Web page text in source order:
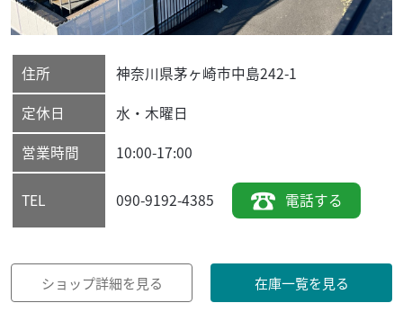
住所 神奈川県茅ヶ崎市中島242-1
定休日
水・木曜日
営業時間
10:00-17:00
TEL 090-9192-4385 電話する
ショップ詳細を見る 在庫一覧を見る